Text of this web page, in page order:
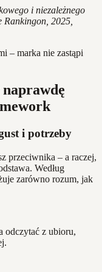
i niezależnego
Rankingon, 2025,
– marka nie zastąpi
i potrzeby
przeciwnika – a raczej,
Według
zarówno rozum, jak
odczytać z ubioru,